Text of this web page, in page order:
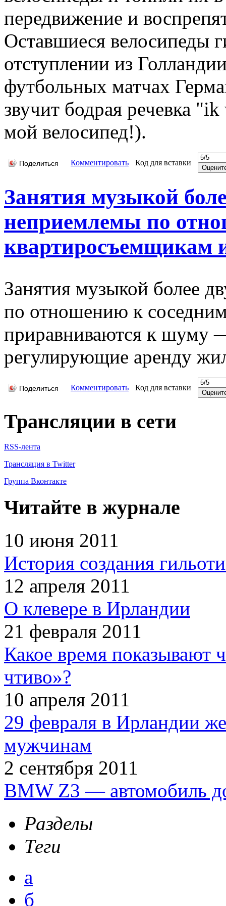
передвижение и
Оставшиеся велосипеды
отступлении из
футбольных матчах
звучит бодрая речевка
мой велосипед!).
Поделиться Комментировать Код для вставки
Занятия музыкой
неприемлемы по
квартиросъемщикам
Занятия музыкой более
по отношению к
приравниваются к шуму
регулирующие аренду
Поделиться Комментировать Код для вставки
Трансляции в сети
RSS-лента
Трансляция в Twitter
Группа Вконтакте
Читайте в журнале
10 июня 2011
История создания
12 апреля 2011
О клевере в Ирландии
21 февраля 2011
Какое время показывают
чтиво»?
10 апреля 2011
29 февраля в Ирландии
мужчинам
2 сентября 2011
BMW Z3 — автомобиль
Разделы
Теги
а
б